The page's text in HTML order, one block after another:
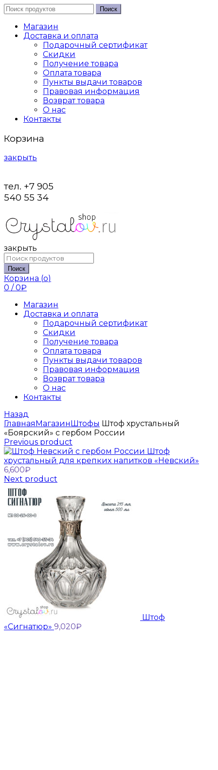
Поиск
Магазин
Доставка и оплата
Подарочный сертификат
Скидки
Получение товара
Оплата товара
Пункты выдачи товаров
Правовая информация
Возврат товара
О нас
Контакты
Корзина
закрыть
тел. +7 905
540 55 34
закрыть
Поиск
Корзина (o)
0 / 0₽
Магазин
Доставка и оплата
Подарочный сертификат
Скидки
Получение товара
Оплата товара
Пункты выдачи товаров
Правовая информация
Возврат товара
О нас
Контакты
Назад
ГлавнаяМагазинШтофы Штоф хрустальный
«Боярский» с гербом России
Previous product
Штоф
хрустальный для крепких напитков «Невский»
6,600₽
Next product
Штоф
«Сигнатюр» 9,020₽